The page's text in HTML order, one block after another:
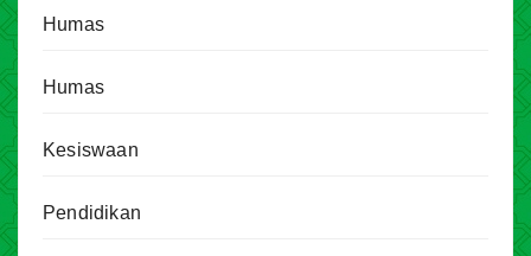
Humas
Humas
Kesiswaan
Pendidikan